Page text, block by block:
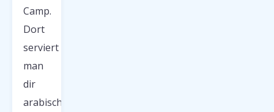
Camp.
Dort
serviert
man
dir
arabische